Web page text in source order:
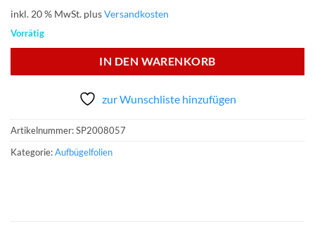
inkl. 20 % MwSt. plusVersandkosten
Vorrätig
IN DEN WARENKORB
zur Wunschliste hinzufügen
Artikelnummer:SP2008057
Kategorie:Aufbügelfolien